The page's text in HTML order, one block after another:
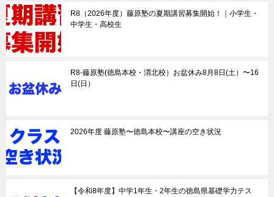
R8（2026年度）藤原塾の夏期講習募集開始！｜小学生・
中学生・高校生
R8-藤原塾(徳島本校・渭北校）お盆休み8月8日(土）〜16
日(日）
2026年度 藤原塾〜徳島本校〜講座の空き状況
【令和8年度】中学1年生・2年生の徳島県基礎学力テス